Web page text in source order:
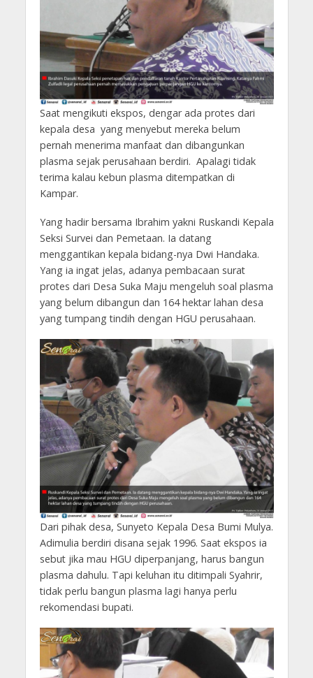
Saat mengikuti ekspos, dengar ada protes dari
kepala desa yang menyebut mereka belum
pernah menerima manfaat dan dibangunkan
plasma sejak perusahaan berdiri. Apalagi tidak
terima kalau kebun plasma ditempatkan di
Kampar.
Yang hadir bersama Ibrahim yakni Ruskandi Kepala
Seksi Survei dan Pemetaan. Ia datang
menggantikan kepala bidang-nya Dwi Handaka.
Yang ia ingat jelas, adanya pembacaan surat
protes dari Desa Suka Maju mengeluh soal plasma
yang belum dibangun dan 164 hektar lahan desa
yang tumpang tindih dengan HGU perusahaan.
Dari pihak desa, Sunyeto Kepala Desa Bumi Mulya.
Adimulia berdiri disana sejak 1996. Saat ekspos ia
sebut jika mau HGU diperpanjang, harus bangun
plasma dahulu. Tapi keluhan itu ditimpali Syahrir,
tidak perlu bangun plasma lagi hanya perlu
rekomendasi bupati.